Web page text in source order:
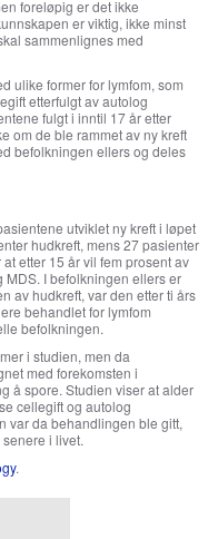
foreløpig er det ikke
er viktig, ikke minst
sammenlignes med
ulike former for lymfom, som
etterfulgt av autolog
fulgt i inntil 17 år etter
om de ble rammet av ny kreft
befolkningen ellers og deles
utviklet ny kreft i løpet
hudkreft, mens 27 pasienter
etter 15 år vil fem prosent av
I befolkningen ellers er
av hudkreft, var den etter ti års
behandlet for lymfom
befolkningen.
i studien, men da
med forekomsten i
å spore. Studien viser at alder
cellegift og autolog
var da behandlingen ble gitt,
i livet.
.